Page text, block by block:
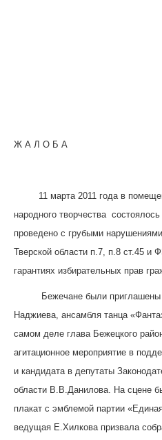
Ж А Л О Б А
11 марта 2011 года в
народного творчества
проведено с грубыми
Тверской области п.7, п.8 ст.45
гарантиях избирательных прав
Бежечане были приглашены на
Наджиева, ансамбля танца
самом деле глава Бежецкого
агитационное мероприятие в
и кандидата в депутаты
области В.В.Данилова. На сцене
плакат с эмблемой партии
ведущая Е.Хилкова призвала